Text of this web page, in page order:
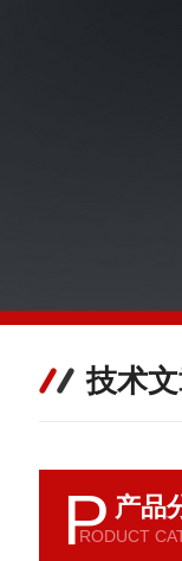
技术
P 产品
RODUCT